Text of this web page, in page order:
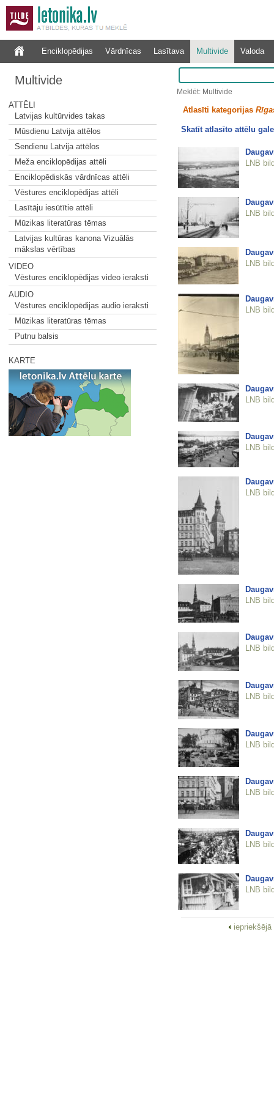
Enciklopēdijas Vārdnīcas Lasītava Multivide Valoda
Multivide
ATTĒLI
Latvijas kultūrvides takas
Mūsdienu Latvija attēlos
Sendienu Latvija attēlos
Meža enciklopēdijas attēli
Enciklopēdiskās vārdnīcas attēli
Vēstures enciklopēdijas attēli
Lasītāju iesūtītie attēli
Mūzikas literatūras tēmas
Latvijas kultūras kanona Vizuālās
mākslas vērtības
VIDEO
Vēstures enciklopēdijas video ieraksti
AUDIO
Vēstures enciklopēdijas audio ieraksti
Mūzikas literatūras tēmas
Putnu balsis
KARTE
Meklēt: Multivide
Atlasīti kategorijas
Skatīt atlasīto attēlu
LNB
LNB
LNB
LNB
LNB
LNB
LNB
LNB
LNB
LNB
LNB
LNB
LNB
LNB